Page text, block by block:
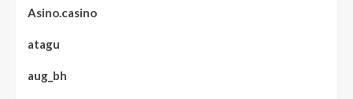
Asino.casino
atagu
aug_bh